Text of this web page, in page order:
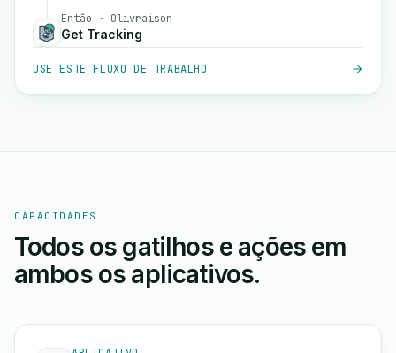
Então · Olivraison
Get Tracking
USE ESTE FLUXO DE TRABALHO
CAPACIDADES
Todos os gatilhos e ações em
ambos os aplicativos.